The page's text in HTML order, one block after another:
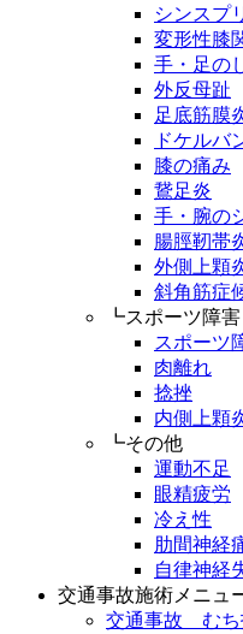
シンスプ
変形性膝
手・足の
外反母趾
足底筋膜
ドケルバ
膝の痛み
鵞足炎
手・腕の
腸脛靭帯
外側上顆
斜角筋症
┗スポーツ障害
スポーツ
肉離れ
捻挫
内側上顆
┗その他
運動不足
眼精疲労
冷え性
肋間神経
自律神経
交通事故施術メニュ
交通事故 むち